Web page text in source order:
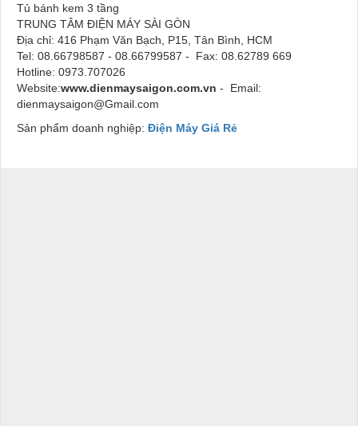
Tủ bánh kem 3 tầng
TRUNG TÂM ĐIỆN MÁY SÀI GÒN
Địa chỉ: 416 Phạm Văn Bạch, P15, Tân Bình, HCM
Tel: 08.66798587 - 08.66799587 - Fax: 08.62789 669
Hotline: 0973.707026
Website:www.dienmaysaigon.com.vn - Email:
dienmaysaigon@Gmail.com
Sản phẩm doanh nghiệp: Điện Máy Giá Rẻ